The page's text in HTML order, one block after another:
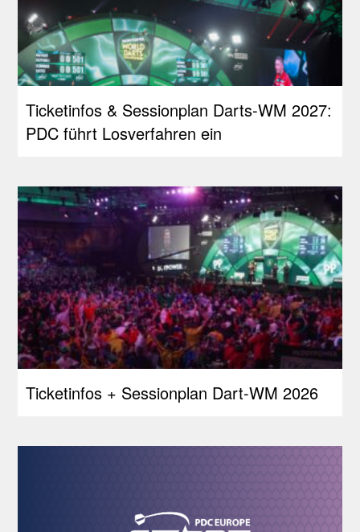
Ticketinfos & Sessionplan Darts-WM 2027:
PDC führt Losverfahren ein
Ticketinfos + Sessionplan Dart-WM 2026